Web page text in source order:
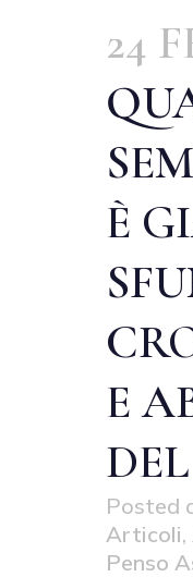
24
È
E
Posted
Articoli,
Penso